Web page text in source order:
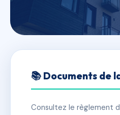
RESIDENCE
📚 Documents de
Consultez le règlement